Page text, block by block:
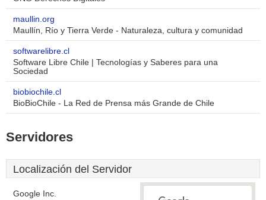
maullin.org
Maullín, Río y Tierra Verde - Naturaleza, cultura y comunidad
softwarelibre.cl
Software Libre Chile | Tecnologías y Saberes para una
Sociedad
biobiochile.cl
BioBioChile - La Red de Prensa más Grande de Chile
Servidores
Localización del Servidor
Google Inc.